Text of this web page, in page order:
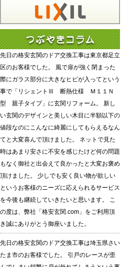
先日の格安玄関のドア交換工事は東京都足立
区のお客様でした。 風で扉が強く閉まった
際にガラス部分に大きなヒビが入ってという
事で「リシェントⅢ 断熱仕様 Ｍ１１Ｎ
型 親子タイプ」に玄関リフォーム。 新し
い玄関のデザインと美しい木目に半額以下の
値段なのにこんなに綺麗にしてもらえるなん
てと大変喜んで頂けました。 ネットで見た
時はあまり安さに不安を感じたけど何の問題
もなく御社と出会えて良かったと大変お褒め
頂けました。 少しでも安く良い物が欲しい
というお客様のニーズに応えられるサービス
を今後も継続していきたいと思います。 こ
の度は、弊社「格安玄関.com」をご利用頂
き誠にありがとう御座いました。
先日の格安玄関のドア交換工事は埼玉県さい
たま市のお客様でした。 引戸のレースが歪